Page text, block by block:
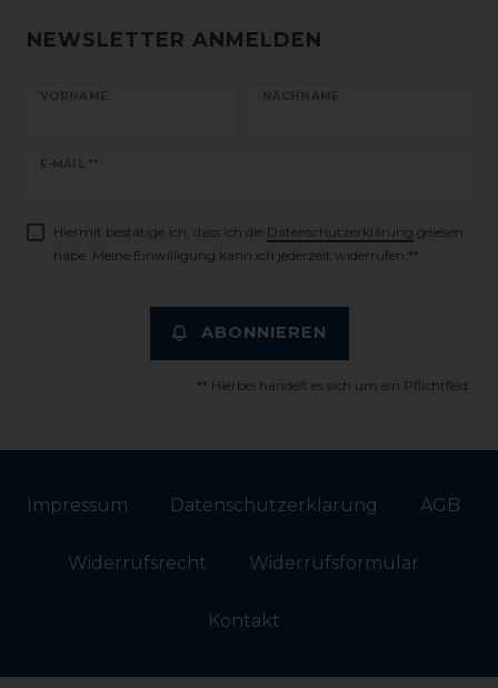
NEWSLETTER ANMELDEN
VORNAME NACHNAME
E-MAIL **
Newsletter
Hiermit bestätige ich, dass ich die Daten­schutz­erklärung gelesen
habe. Meine Einwilligung kann ich jederzeit widerrufen.**
ABONNIEREN
** Hierbei handelt es sich um ein Pflichtfeld.
Impressum Daten­schutz­erklärung AGB
Widerrufs­recht Widerrufs­formular
Kontakt